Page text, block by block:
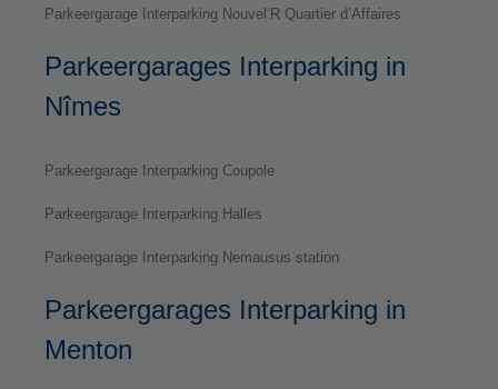
Parkeergarage Interparking Nouvel’R Quartier d’Affaires
Parkeergarages Interparking in
Nîmes
Parkeergarage Interparking Coupole
Parkeergarage Interparking Halles
Parkeergarage Interparking Nemausus station
Parkeergarages Interparking in
Menton